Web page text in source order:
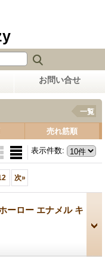
お問い合せ
一覧
売れ筋順
表示件数:
次»
ーロー エナメル キ